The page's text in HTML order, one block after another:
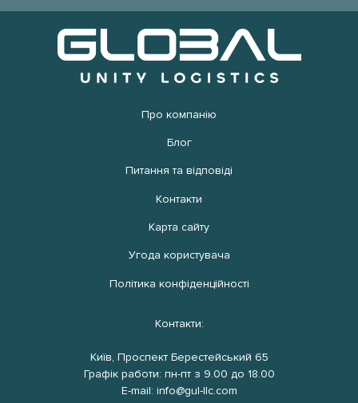
Про компанію
Блог
Питання та відповіді
Контакти
Карта сайту
Угода користувача
Політика конфіденційності
Контакти:
Київ, Проспект Берестейський 65
Графік работи: пн-пт з 9.00 до 18.00
E-mail: info@gul-llc.com